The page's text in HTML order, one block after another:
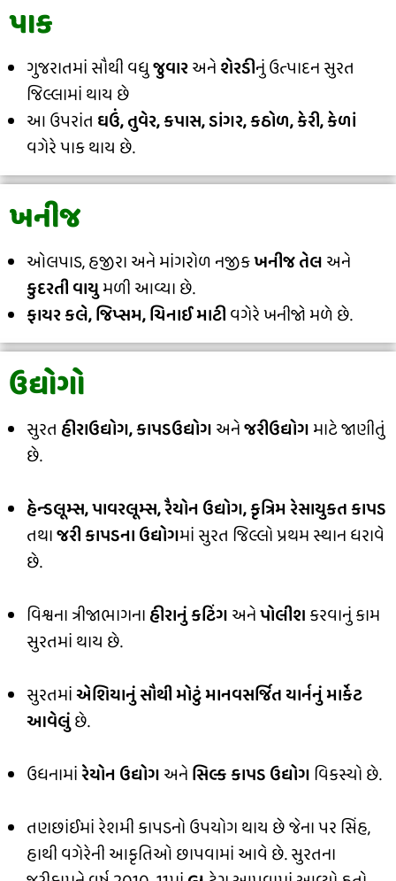
પાક
ગુજરાતમાં સૌથી વધુજુવારઅનેશેરડીનું ઉત્પાદન સુરત
જિલ્લામાં થાય છે
આ ઉપરાંત ઘઉં, તુવેર, કપાસ, ડાંગર, કઠોળ, કેરી, કેળાં
વગેરે પાક થાય છે.
ખનીજ
ઓલપાડ, હજીરા અને માંગરોળ નજીકખનીજ તેલઅને
કુદરતી વાયુમળી આવ્યા છે.
ફાયર કલે, જિપ્સમ, ચિનાઈ માટીવગેરે ખનીજો મળે છે.
ઉદ્યોગો
સુરત હીરાઉદ્યોગ, કાપડઉદ્યોગઅનેજરીઉદ્યોગમાટે જાણીતું
છે.
હેન્ડલૂમ્સ, પાવરલૂમ્સ, રૈયોન ઉદ્યોગ, કૃત્રિમ રેસાયુકત કાપડ
તથાજરી કાપડના ઉદ્યોગમાં સુરત જિલ્લો પ્રથમ સ્થાન ધરાવે
છે.
વિશ્વના ત્રીજાભાગનાહીરાનું કટિંગઅનેપોલીશકરવાનું કામ
સુરતમાં થાય છે.
સુરતમાંએશિયાનું સૌથી મોટું માનવસર્જિત યાર્નનું માર્કેટ
આવેલુંછે.
ઉધનામાંરેયોન ઉદ્યોગઅનેસિલ્ક કાપડ ઉદ્યોગવિકસ્યો છે.
તણછાંઈમાં રેશમી કાપડનો ઉપયોગ થાય છે જેના પર સિંહ,
હાથી વગેરેની આકૃતિઓ છાપવામાં આવે છે. સુરતના